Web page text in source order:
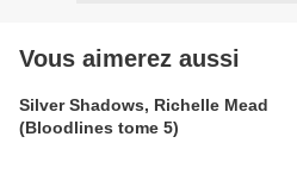
Vous aimerez aussi
Silver Shadows, Richelle Mead
(Bloodlines tome 5)